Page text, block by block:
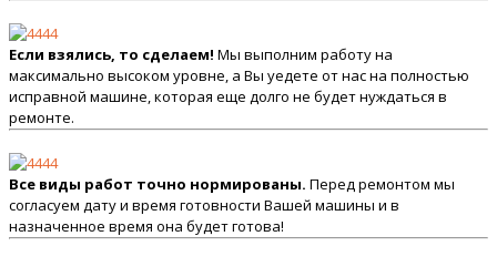
Если взялись, то сделаем! Мы выполним работу на
максимально высоком уровне, а Вы уедете от нас на полностью
исправной машине, которая еще долго не будет нуждаться в
ремонте.
Все виды работ точно нормированы. Перед ремонтом мы
согласуем дату и время готовности Вашей машины и в
назначенное время она будет готова!